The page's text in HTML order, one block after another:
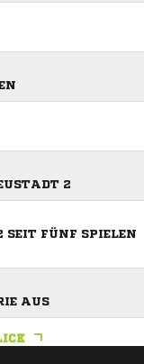
2
SEIT FÜNF SPIELEN
AUS